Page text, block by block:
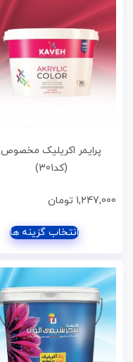
پرایمر اکریلیک مخصوص
(کد301)
1,247,000 تومان
انتخاب گزینه ها